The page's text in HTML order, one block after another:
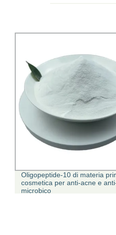
Oligopeptide-10 di materia
cosmetica per anti-acne e
microbico